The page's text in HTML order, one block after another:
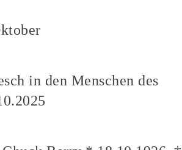
in den Menschen des